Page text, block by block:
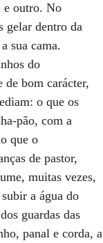
e outro. No
gelar dentro da
sua cama.
do
de bom carácter,
o que os
pão, com a
que o
de pastor,
muitas vezes,
a água do
guardas das
panal e corda, a